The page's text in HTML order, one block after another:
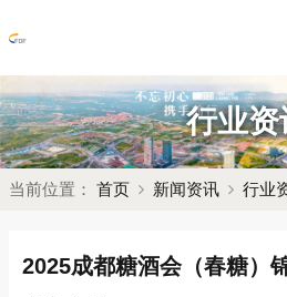
行业资
当前位置： 首页 新闻资讯 行业
2025成都糖酒会（春糖）